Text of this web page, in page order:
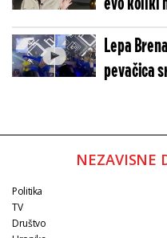
evo koliki
10"
Lepa
pevačica
NEZAVISNE
Politika
TV
Društvo